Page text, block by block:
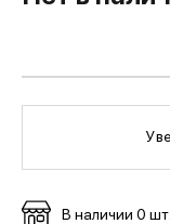
БРЕНДЫ
В наличии 0